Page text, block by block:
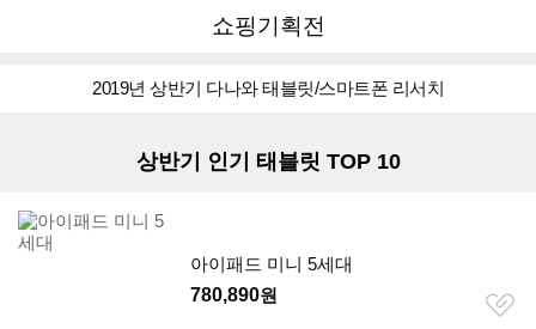
다나와
쇼핑기획전
2019년 상반기 다나와 태블릿/스마트폰 리서치
상반기 인기 태블릿 TOP 10
아이패드 미니 5세대
780,890원
찜
하